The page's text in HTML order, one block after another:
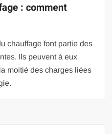
: comment
chauffage font partie des
Ils peuvent à eux
moitié des charges liées